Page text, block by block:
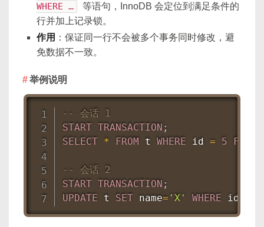
WHERE …
等语句，InnoDB 会定位到满足条件的
行并加上记录锁。
作用 ：保证同一行不会被多个事务同时修改，避
免数据不一致。
举例说明
-- 会话 1
START TRANSACTION ;
SELECT
* FROM t WHERE id = 5 FOR
-- 会话 2
START TRANSACTION ;
UPDATE t SET name= 'X' WHERE id